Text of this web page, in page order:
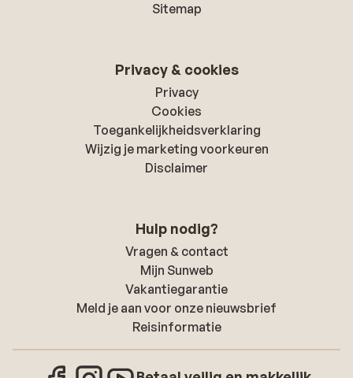
Sitemap
Privacy & cookies
Privacy
Cookies
Toegankelijkheidsverklaring
Wijzig je marketing voorkeuren
Disclaimer
Hulp nodig?
Vragen & contact
Mijn Sunweb
Vakantiegarantie
Meld je aan voor onze nieuwsbrief
Reisinformatie